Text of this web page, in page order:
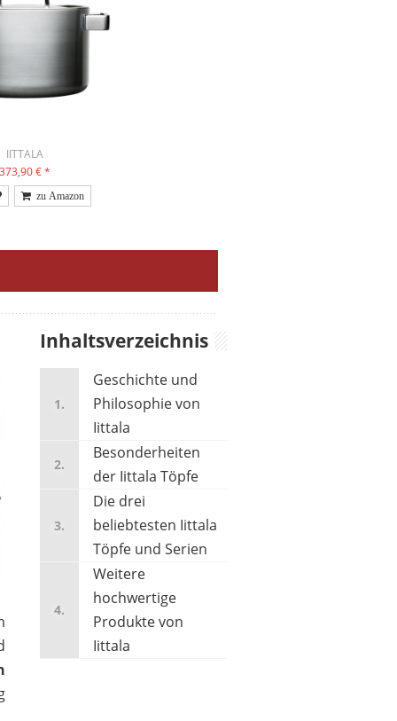
IITTALA
373,90 €*
Inhaltsverzeichnis
Geschichte und
Philosophie von
Iittala
Besonderheiten
der Iittala Töpfe
Die drei
beliebtesten Iittala
Töpfe und Serien
Weitere
hochwertige
Produkte von
Iittala